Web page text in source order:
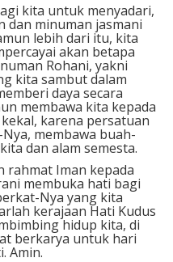
kita untuk menyadari,
dan minuman jasmani
lebih dari itu, kita
akan betapa
Rohani, yakni
kita sambut dalam
daya secara
membawa kita kepada
karena persatuan
membawa buah-
dan alam semesta.
rahmat Iman kepada
membuka hati bagi
Nya yang kita
kerajaan Hati Kudus
hidup kita, di
berkarya untuk hari
Amin.